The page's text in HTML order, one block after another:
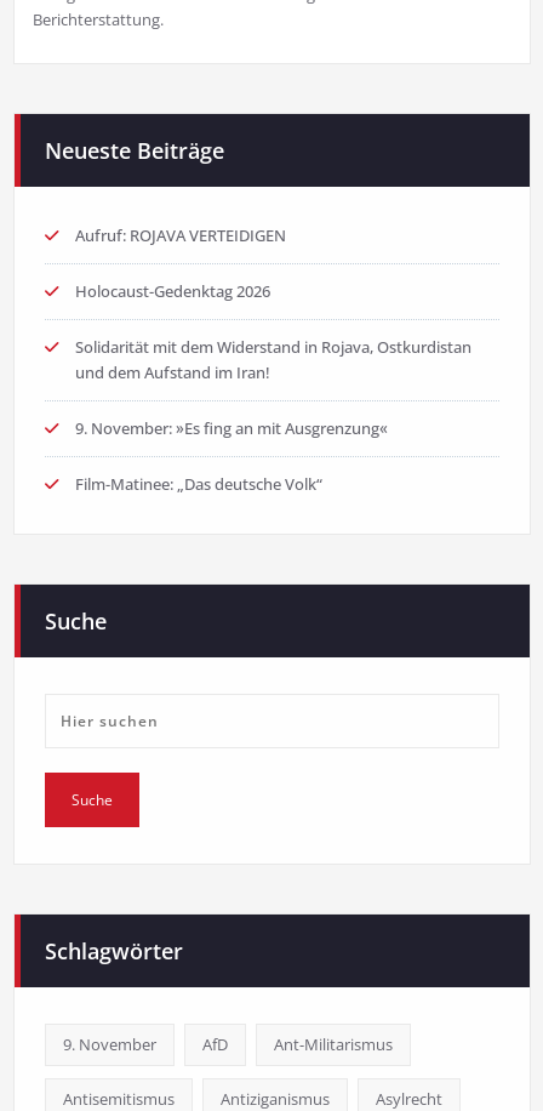
Berichterstattung.
Neueste Beiträge
Aufruf: ROJAVA VERTEIDIGEN
Holocaust-Gedenktag 2026
Solidarität mit dem Widerstand in Rojava, Ostkurdistan
und dem Aufstand im Iran!
9. November: »Es fing an mit Ausgrenzung«
Film-Matinee: „Das deutsche Volk“
Suche
Schlagwörter
9. November AfD Ant-Militarismus
Antisemitismus Antiziganismus Asylrecht